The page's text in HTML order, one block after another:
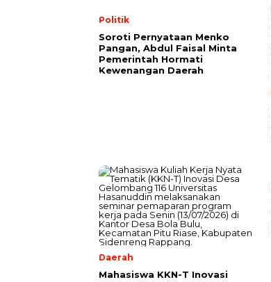
Politik
Soroti Pernyataan Menko
Pangan, Abdul Faisal Minta
Pemerintah Hormati
Kewenangan Daerah
Daerah
Mahasiswa KKN-T Inovasi